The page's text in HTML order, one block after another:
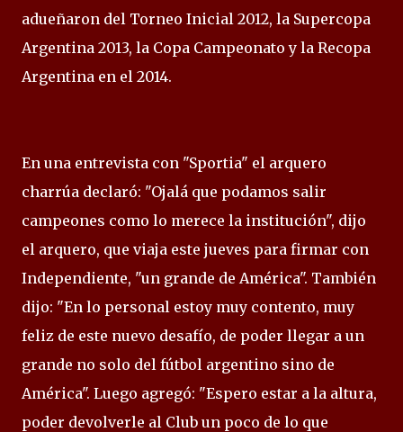
adueñaron del Torneo Inicial 2012, la Supercopa
Argentina 2013, la Copa Campeonato y la Recopa
Argentina en el 2014.
En una entrevista con "Sportia" el arquero
charrúa declaró: "Ojalá que podamos salir
campeones como lo merece la institución", dijo
el arquero, que viaja este jueves para firmar con
Independiente, "un grande de América". También
dijo: "En lo personal estoy muy contento, muy
feliz de este nuevo desafío, de poder llegar a un
grande no solo del fútbol argentino sino de
América". Luego agregó: "Espero estar a la altura,
poder devolverle al Club un poco de lo que